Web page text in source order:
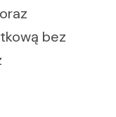
bez